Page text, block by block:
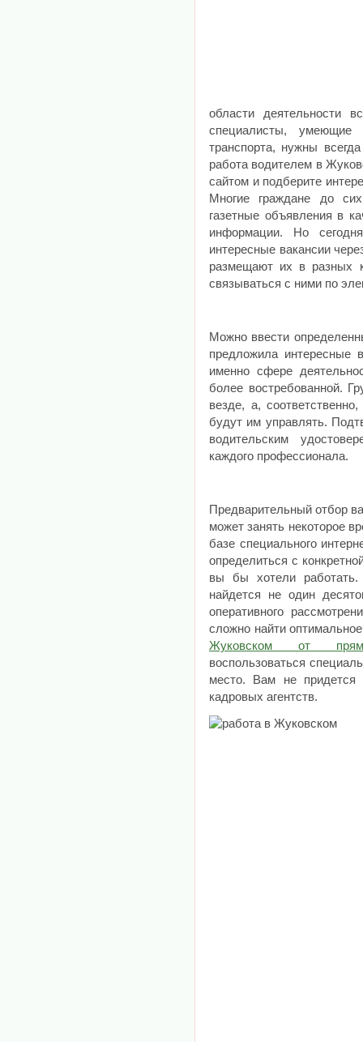
области деятельности
специалисты, умеющие
транспорта, нужны
работа водителем в
сайтом и подберите
Многие граждане до
газетные объявления в
информации. Но
интересные вакансии
размещают их в разных
связываться с ними по
Можно ввести
предложила интересные
именно сфере
более востребованной.
везде, а,
будут им управлять.
водительским
каждого профессионала.
Предварительный отбор
может занять некоторое
базе специального
определиться с
вы бы хотели работать.
найдется не один
оперативного
сложно найти
Жуковском от
воспользоваться
место. Вам не придется
кадровых агентств.